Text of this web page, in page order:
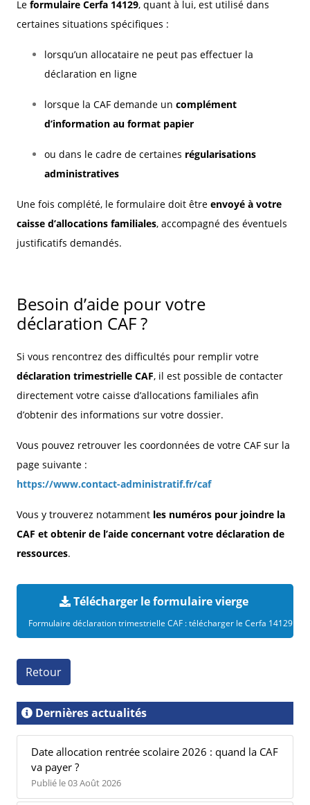
Le formulaire Cerfa 14129, quant à lui, est utilisé dans
certaines situations spécifiques :
lorsqu’un allocataire ne peut pas effectuer la
déclaration en ligne
lorsque la CAF demande un complément
d’information au format papier
ou dans le cadre de certaines régularisations
administratives
Une fois complété, le formulaire doit être envoyé à votre
caisse d’allocations familiales, accompagné des éventuels
justificatifs demandés.
Besoin d’aide pour votre
déclaration CAF ?
Si vous rencontrez des difficultés pour remplir votre
déclaration trimestrielle CAF, il est possible de contacter
directement votre caisse d’allocations familiales afin
d’obtenir des informations sur votre dossier.
Vous pouvez retrouver les coordonnées de votre CAF sur la
page suivante :
https://www.contact-administratif.fr/caf
Vous y trouverez notamment les numéros pour joindre la
CAF et obtenir de l’aide concernant votre déclaration de
ressources.
Télécharger le formulaire vierge
Formulaire déclaration trimestrielle CAF : télécharger le Cerfa 14129
Retour
Dernières actualités
Date allocation rentrée scolaire 2026 : quand la CAF
va payer ?
Publié le 03 Août 2026